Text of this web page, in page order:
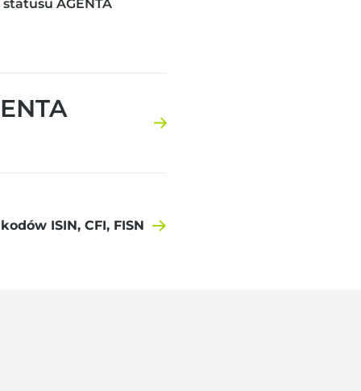
AGENTA
ISIN, CFI, FISN